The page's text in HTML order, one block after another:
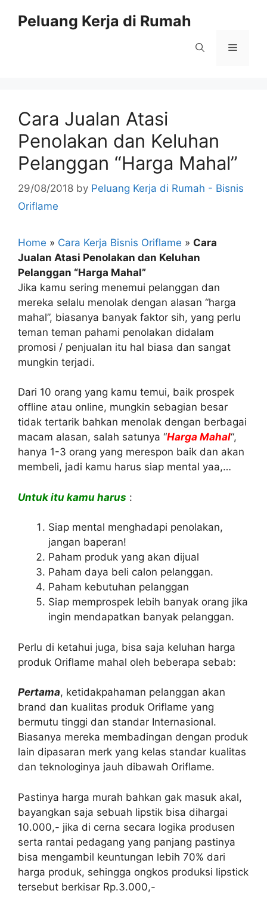
Peluang Kerja di Rumah
Menu
Cara Jualan Atasi
Penolakan dan Keluhan
Pelanggan “Harga Mahal”
29/08/2018 by Peluang Kerja di Rumah - Bisnis
Oriflame
Home » Cara Kerja Bisnis Oriflame » Cara
Jualan Atasi Penolakan dan Keluhan
Pelanggan “Harga Mahal”
Jika kamu sering menemui pelanggan dan
mereka selalu menolak dengan alasan “harga
mahal”, biasanya banyak faktor sih, yang perlu
teman teman pahami penolakan didalam
promosi / penjualan itu hal biasa dan sangat
mungkin terjadi.
Dari 10 orang yang kamu temui, baik prospek
offline atau online, mungkin sebagian besar
tidak tertarik bahkan menolak dengan berbagai
macam alasan, salah satunya “Harga Mahal“,
hanya 1-3 orang yang merespon baik dan akan
membeli, jadi kamu harus siap mental yaa,…
Untuk itu kamu harus :
Siap mental menghadapi penolakan,
jangan baperan!
Paham produk yang akan dijual
Paham daya beli calon pelanggan.
Paham kebutuhan pelanggan
Siap memprospek lebih banyak orang jika
ingin mendapatkan banyak pelanggan.
Perlu di ketahui juga, bisa saja keluhan harga
produk Oriflame mahal oleh beberapa sebab:
Pertama, ketidakpahaman pelanggan akan
brand dan kualitas produk Oriflame yang
bermutu tinggi dan standar Internasional.
Biasanya mereka membadingan dengan produk
lain dipasaran merk yang kelas standar kualitas
dan teknologinya jauh dibawah Oriflame.
Pastinya harga murah bahkan gak masuk akal,
bayangkan saja sebuah lipstik bisa dihargai
10.000,- jika di cerna secara logika produsen
serta rantai pedagang yang panjang pastinya
bisa mengambil keuntungan lebih 70% dari
harga produk, sehingga ongkos produksi lipstick
tersebut berkisar Rp.3.000,-